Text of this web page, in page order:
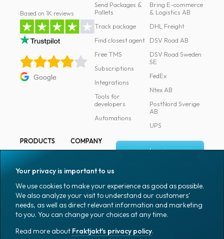
Based on 1K reviews
Google
Send Packages &
Pallets
Track package
Find closest agent
Free TMS
Subscriptions
Integrations
Tools for
developers
Automations
Bring E-commerce
& Logistics AB
DHL Freight
DSV Road AB
DSV Road Sweden
SE
FedEx
Ntex AB
PostNord Sverige
AB
UPS
PRODUCTS
Marking
Packaging
Packaging
accessories
Office goods
COMPANY
Media
Coworkers
Job & career
News archive
Blog
Log in
Sign up
English (US)
Your privacy is important to us
We use cookies to make your experience as good as possible.
We also analyze your visit to understand our customers'
needs, as well as direct relevant information and marketing
to you. You can change your choices at any time.
Read more about Fraktjakt's privacy policy.